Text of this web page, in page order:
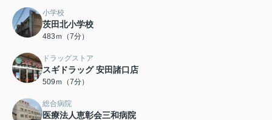
小学校
茨田北小学校
483ｍ（7分）
ドラッグストア
スギドラッグ 安田諸口店
509ｍ（7分）
総合病院
医療法人恵彰会三和病院